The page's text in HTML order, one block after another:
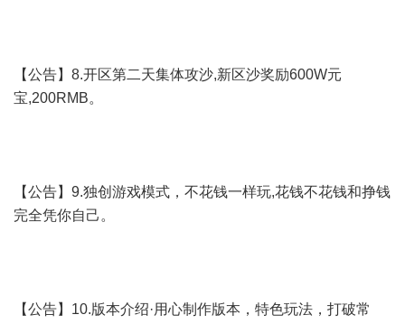
【公告】8.开区第二天集体攻沙,新区沙奖励600W元
宝,200RMB。
【公告】9.独创游戏模式，不花钱一样玩,花钱不花钱和挣钱
完全凭你自己。
【公告】10.版本介绍·用心制作版本，特色玩法，打破常